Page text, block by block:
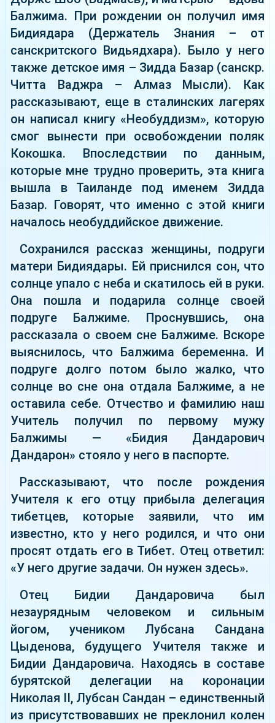
Балжима. При рождении он получил имя
Бидиядара (Держатель Знания – от
санскритского Видьядхара). Было у него
также детское имя – Зидда Базар (санскр.
Читта Ваджра – Алмаз Мысли). Как
рассказывают, еще в сталинских лагерях
он написал книгу «Необуддизм», которую
смог вынести при освобождении поляк
Кокошка. Впоследствии по данным,
которые мне трудно проверить, эта книга
вышла в Таиланде под именем Зидда
Базар. Говорят, что именно с этой книги
началось необуддийское движение.
Сохранился рассказ женщины, подруги
матери Бидиядары. Ей приснился сон, что
солнце упало с неба и скатилось ей в руки.
Она пошла и подарила солнце своей
подруге Балжиме. Проснувшись, она
рассказала о своем сне Балжиме. Вскоре
выяснилось, что Балжима беременна. И
подруге долго потом было жалко, что
солнце во сне она отдала Балжиме, а не
оставила себе. Отчество и фамилию наш
Учитель получил по первому мужу
Балжимы — «Бидия Дандарович
Дандарон» стояло у него в паспорте.
Рассказывают, что после рождения
Учителя к его отцу прибыла делегация
тибетцев, которые заявили, что им
известно, кто у него родился, и что они
просят отдать его в Тибет. Отец ответил:
«У него другие задачи. Он нужен здесь».
Отец Бидии Дандаровича был
незаурядным человеком и сильным
йогом, учеником Лубсана Сандана
Цыденова, будущего Учителя также и
Бидии Дандаровича. Находясь в составе
бурятской делегации на коронации
Николая II, Лубсан Сандан – единственный
из присутствовавших не преклонил колен